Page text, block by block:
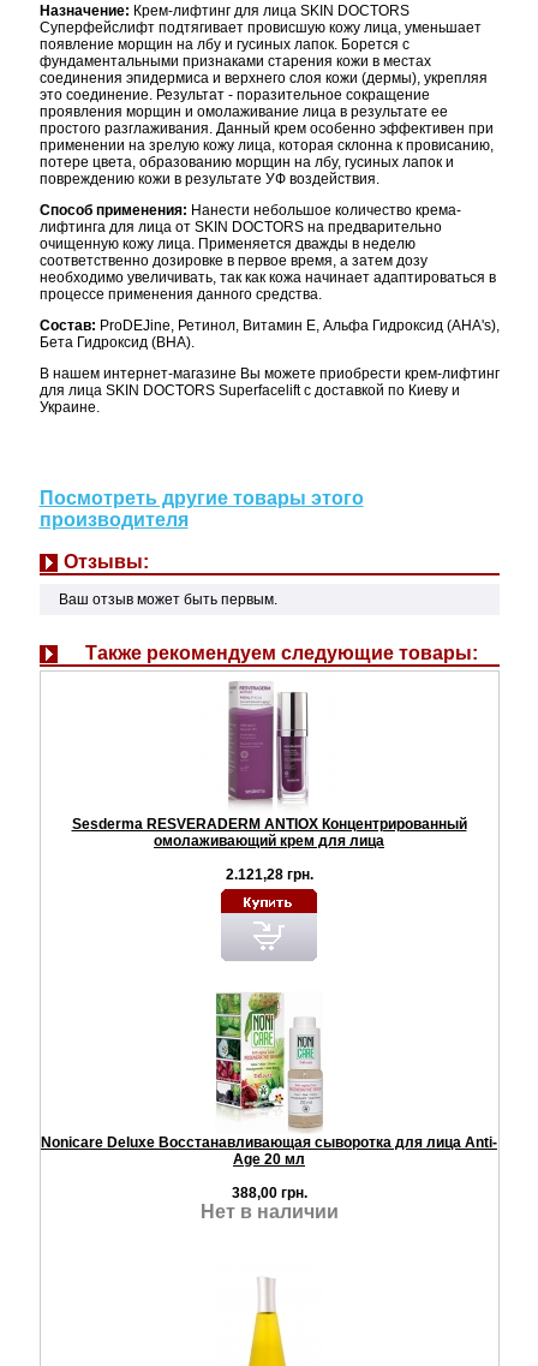
Назначение: Крем-лифтинг для лица SKIN DOCTORS
Суперфейслифт подтягивает провисшую кожу лица, уменьшает
появление морщин на лбу и гусиных лапок. Борется с
фундаментальными признаками старения кожи в местах
соединения эпидермиса и верхнего слоя кожи (дермы), укрепляя
это соединение. Результат - поразительное сокращение
проявления морщин и омолаживание лица в результате ее
простого разглаживания. Данный крем особенно эффективен при
применении на зрелую кожу лица, которая склонна к провисанию,
потере цвета, образованию морщин на лбу, гусиных лапок и
повреждению кожи в результате УФ воздействия.
Способ применения: Нанести небольшое количество крема-
лифтинга для лица от SKIN DOCTORS на предварительно
очищенную кожу лица. Применяется дважды в неделю
соответственно дозировке в первое время, а затем дозу
необходимо увеличивать, так как кожа начинает адаптироваться в
процессе применения данного средства.
Состав: ProDEJine, Ретинол, Витамин Е, Альфа Гидроксид (AHA's),
Бета Гидроксид (BHA).
В нашем интернет-магазине Вы можете приобрести крем-лифтинг
для лица SKIN DOCTORS Superfacelift с доставкой по Киеву и
Украине.
Посмотреть другие товары этого
производителя
Отзывы:
Ваш отзыв может быть первым.
Также рекомендуем следующие товары:
Sesderma RESVERADERM ANTIOX Концентрированный
омолаживающий крем для лица
2.121,28 грн.
Nonicare Deluxe Восстанавливающая сыворотка для лица Anti-
Age 20 мл
388,00 грн.
Нет в наличии